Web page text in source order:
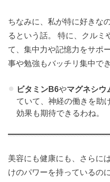
ちなみに、私が特に好きな
るという話。 特に、クルミ
て、集中力や記憶力をサポ
事や勉強もバッチリ集中で
ビタミンB6やマグネシウ
ていて、神経の働きを助
効果も期待できるわね。
美容にも健康にも、さらに
けのパワーを持っているの